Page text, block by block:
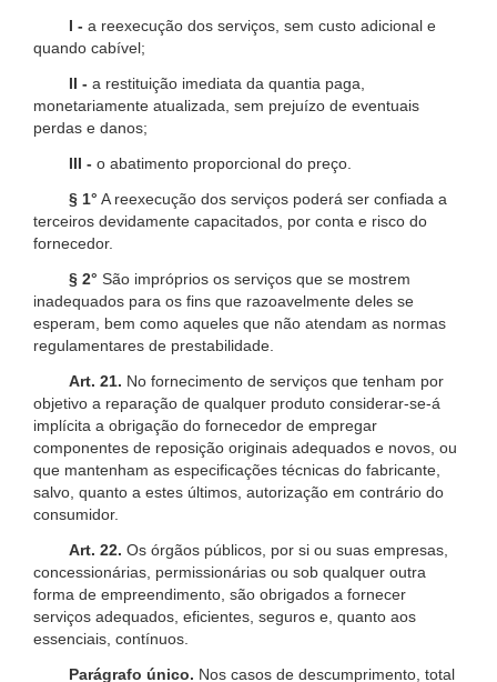
I - a reexecução dos serviços, sem custo adicional e
quando cabível;
II - a restituição imediata da quantia paga,
monetariamente atualizada, sem prejuízo de eventuais
perdas e danos;
III - o abatimento proporcional do preço.
§ 1° A reexecução dos serviços poderá ser confiada a
terceiros devidamente capacitados, por conta e risco do
fornecedor.
§ 2° São impróprios os serviços que se mostrem
inadequados para os fins que razoavelmente deles se
esperam, bem como aqueles que não atendam as normas
regulamentares de prestabilidade.
Art. 21. No fornecimento de serviços que tenham por
objetivo a reparação de qualquer produto considerar-se-á
implícita a obrigação do fornecedor de empregar
componentes de reposição originais adequados e novos, ou
que mantenham as especificações técnicas do fabricante,
salvo, quanto a estes últimos, autorização em contrário do
consumidor.
Art. 22. Os órgãos públicos, por si ou suas empresas,
concessionárias, permissionárias ou sob qualquer outra
forma de empreendimento, são obrigados a fornecer
serviços adequados, eficientes, seguros e, quanto aos
essenciais, contínuos.
Parágrafo único. Nos casos de descumprimento, total